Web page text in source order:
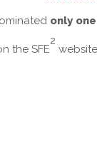
only
the SFE
2